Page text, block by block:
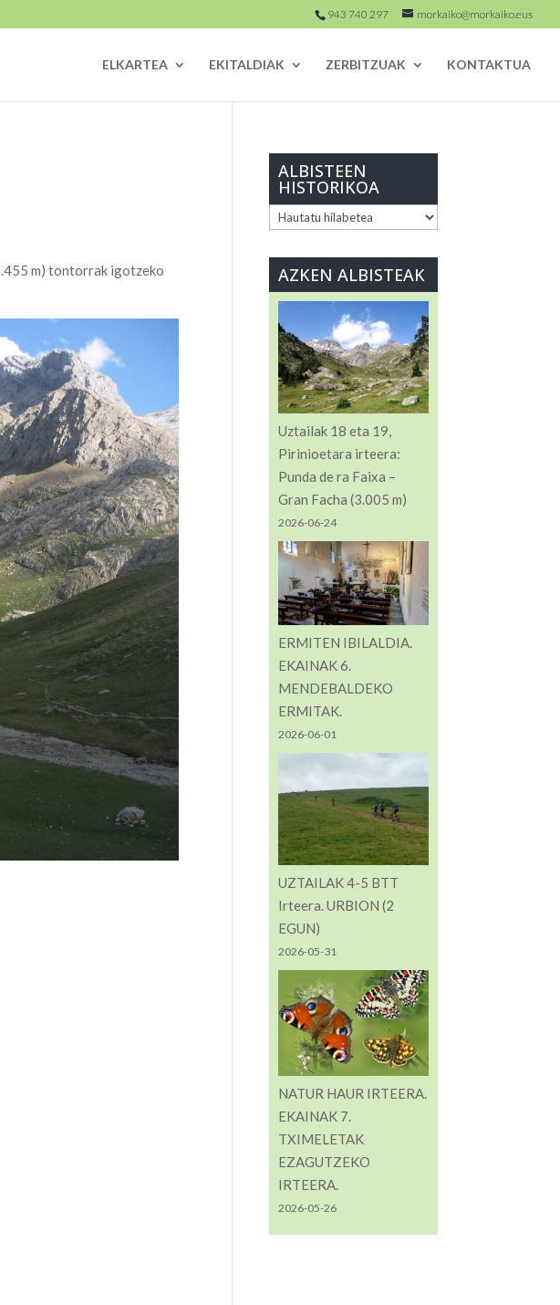
943 740 297 morkaiko@morkaiko.eus
ELKARTEA EKITALDIAK ZERBITZUAK KONTAKTUA
m) tontorrak igotzeko
ALBISTEEN
HISTORIKOA
ALBISTEEN
AZKEN ALBISTEAK
Uztailak 18 eta 19,
Pirinioetara irteera:
Punda de ra Faixa –
Gran Facha (3.005 m)
2026-06-24
ERMITEN IBILALDIA.
EKAINAK 6.
MENDEBALDEKO
ERMITAK.
2026-06-01
UZTAILAK 4-5 BTT
Irteera. URBION (2
EGUN)
2026-05-31
NATUR HAUR IRTEERA.
EKAINAK 7.
TXIMELETAK
EZAGUTZEKO
IRTEERA.
2026-05-26